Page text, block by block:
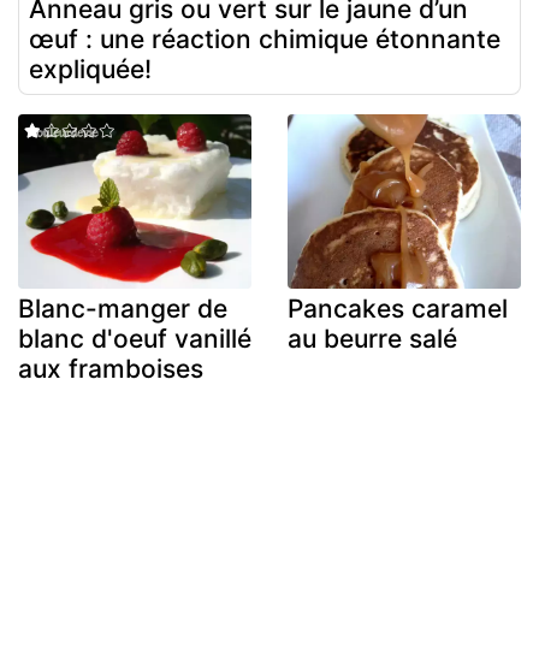
Anneau gris ou vert sur le jaune d’un
œuf : une réaction chimique étonnante
expliquée!
Blanc-manger de
blanc d'oeuf vanillé
aux framboises
Pancakes caramel
au beurre salé